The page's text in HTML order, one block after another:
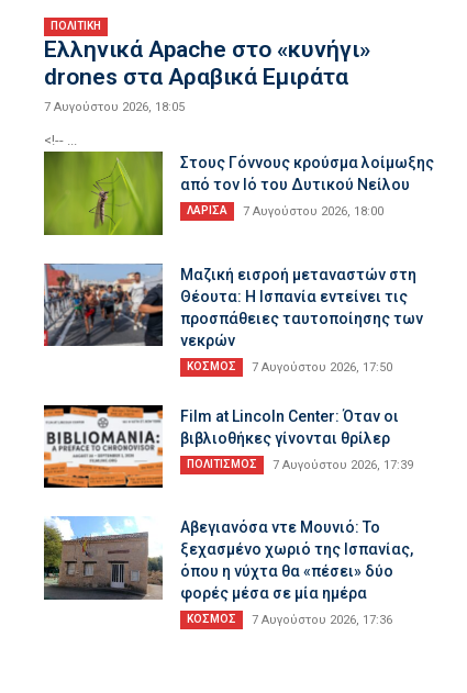
ΠΟΛΙΤΙΚΗ
Ελληνικά Apache στο «κυνήγι»
drones στα Αραβικά Εμιράτα
7 Αυγούστου 2026, 18:05
<!-- ...
Στους Γόννους κρούσμα λοίμωξης
από τον Ιό του Δυτικού Νείλου
ΛΑΡΙΣΑ 7 Αυγούστου 2026, 18:00
Μαζική εισροή μεταναστών στη
Θέουτα: Η Ισπανία εντείνει τις
προσπάθειες ταυτοποίησης των
νεκρών
ΚΟΣΜΟΣ 7 Αυγούστου 2026, 17:50
Film at Lincoln Center: Όταν οι
βιβλιοθήκες γίνονται θρίλερ
ΠΟΛΙΤΙΣΜΟΣ 7 Αυγούστου 2026, 17:39
Αβεγιανόσα ντε Μουνιό: Το
ξεχασμένο χωριό της Ισπανίας,
όπου η νύχτα θα «πέσει» δύο
φορές μέσα σε μία ημέρα
ΚΟΣΜΟΣ 7 Αυγούστου 2026, 17:36